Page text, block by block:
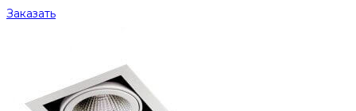
Заказать